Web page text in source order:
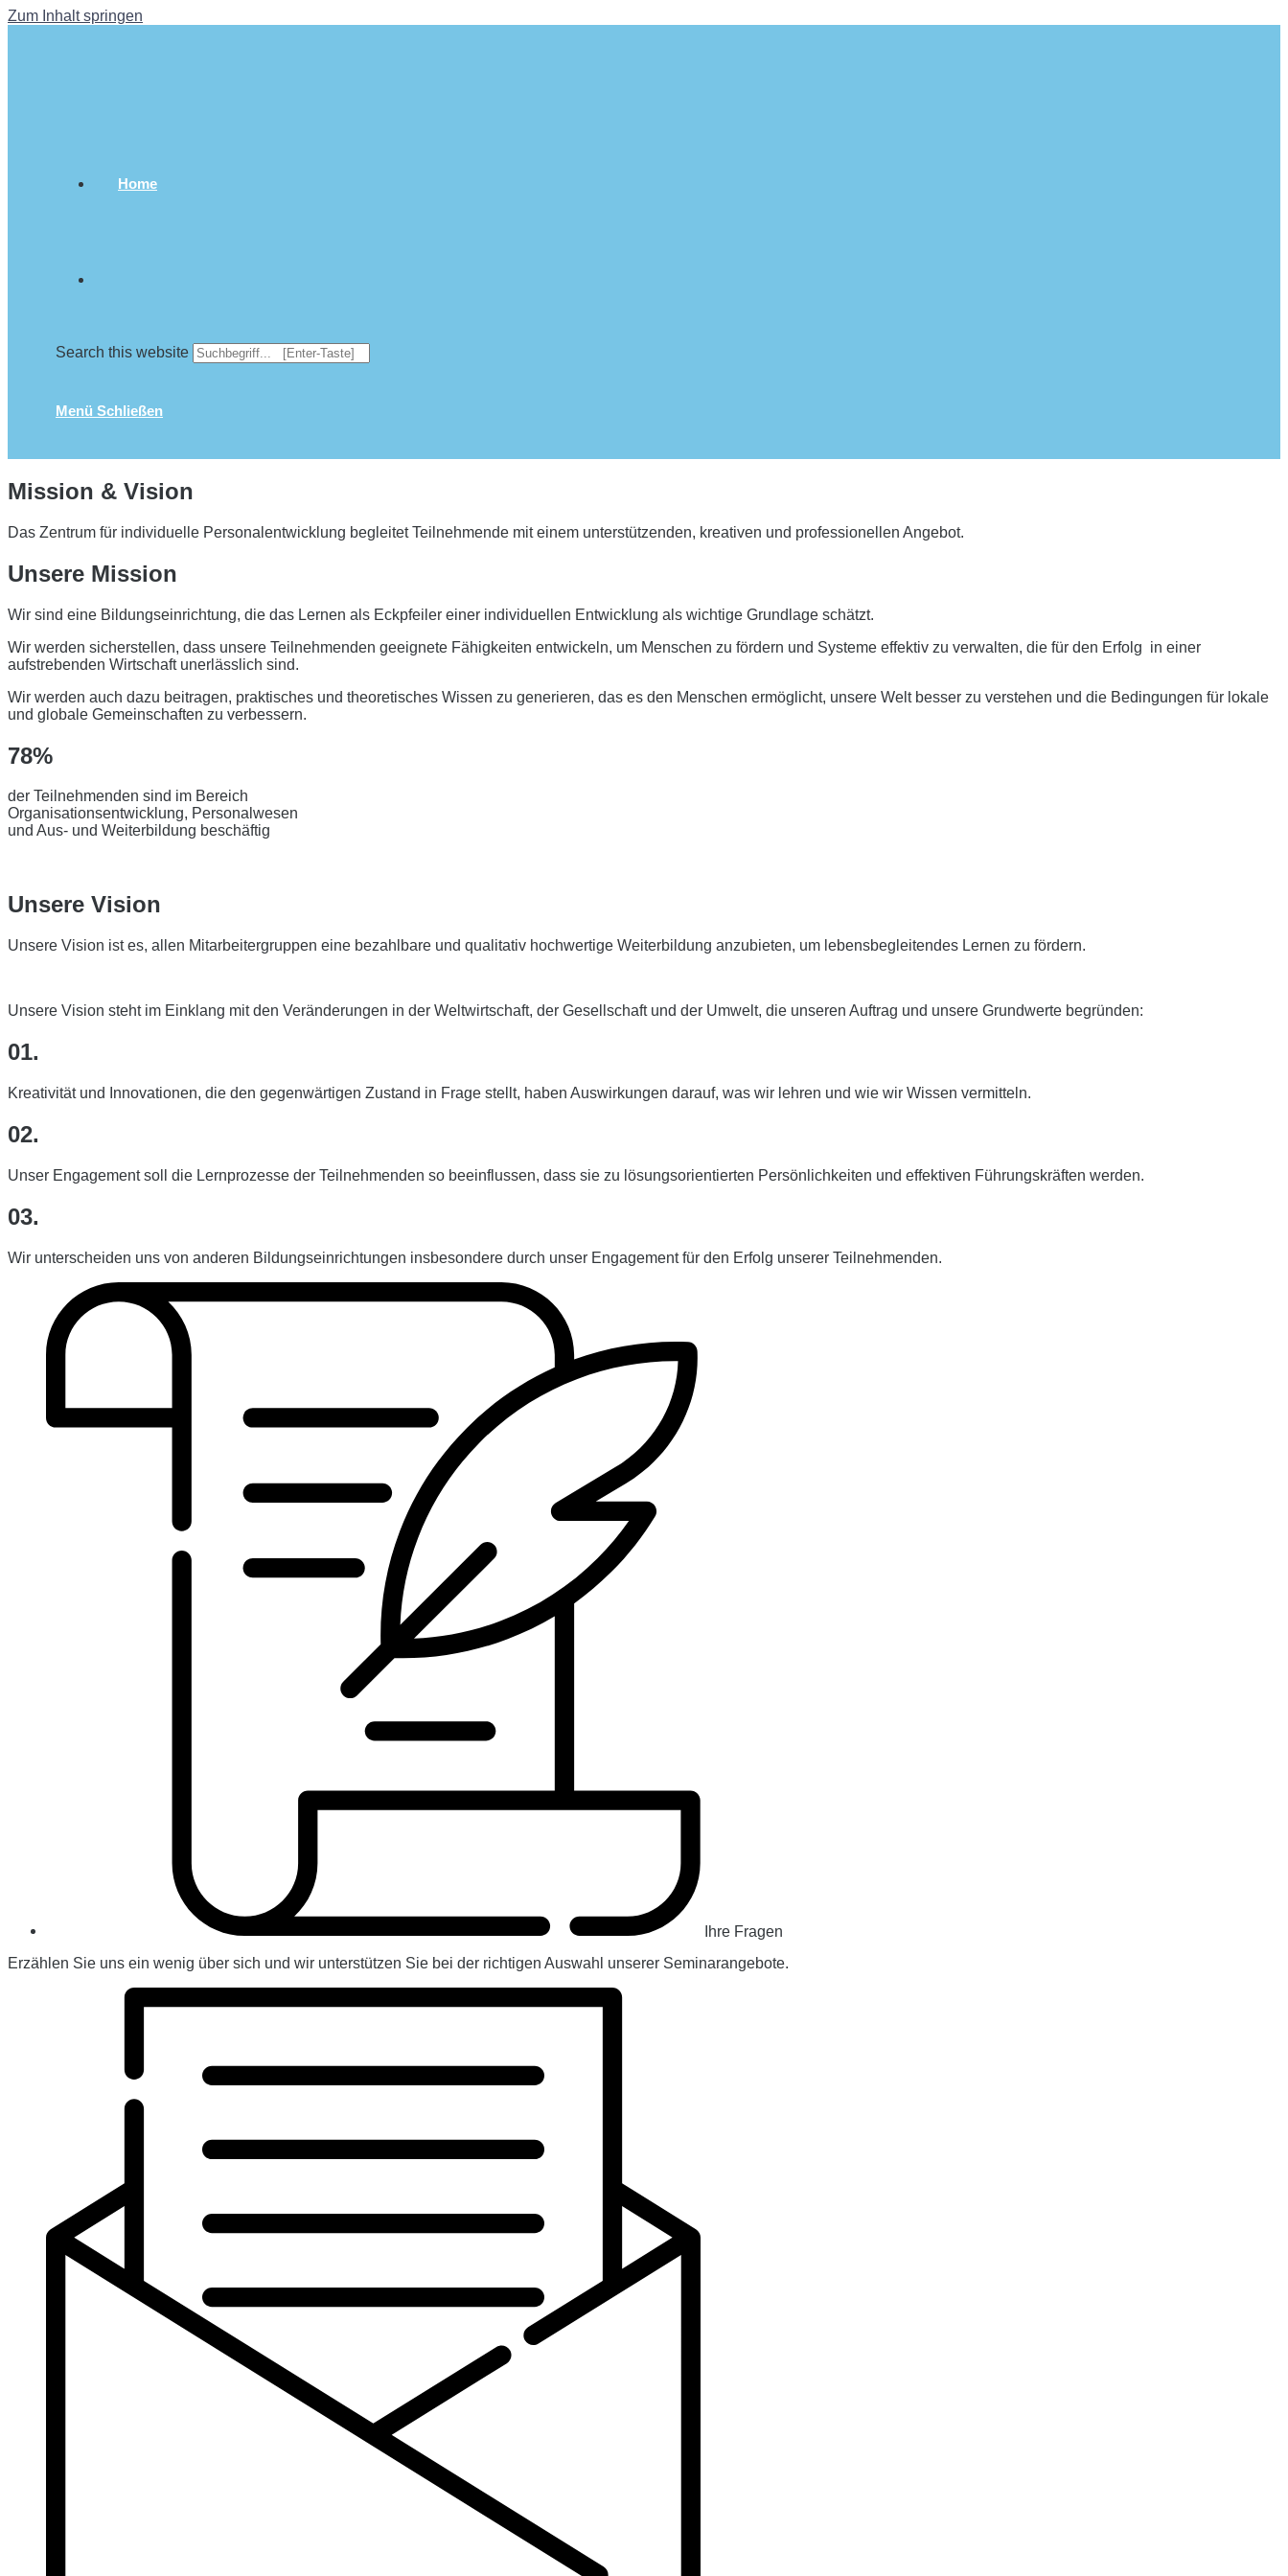
Zum Inhalt springen
Home
Search this website
Menü Schließen
Mission & Vision
Das Zentrum für individuelle Personalentwicklung begleitet Teilnehmende mit einem unterstützenden, kreativen und professionellen Angebot.
Unsere Mission
Wir sind eine Bildungseinrichtung, die das Lernen als Eckpfeiler einer individuellen Entwicklung als wichtige Grundlage schätzt.
Wir werden sicherstellen, dass unsere Teilnehmenden geeignete Fähigkeiten entwickeln, um Menschen zu fördern und Systeme effektiv zu verwalten, die für den Erfolg in einer
aufstrebenden Wirtschaft unerlässlich sind.
Wir werden auch dazu beitragen, praktisches und theoretisches Wissen zu generieren, das es den Menschen ermöglicht, unsere Welt besser zu verstehen und die Bedingungen für lokale
und globale Gemeinschaften zu verbessern.
78%
der Teilnehmenden sind im Bereich
Organisationsentwicklung, Personalwesen
und Aus- und Weiterbildung beschäftig
Unsere Vision
Unsere Vision ist es, allen Mitarbeitergruppen eine bezahlbare und qualitativ hochwertige Weiterbildung anzubieten, um lebensbegleitendes Lernen zu fördern.
Unsere Vision steht im Einklang mit den Veränderungen in der Weltwirtschaft, der Gesellschaft und der Umwelt, die unseren Auftrag und unsere Grundwerte begründen:
01.
Kreativität und Innovationen, die den gegenwärtigen Zustand in Frage stellt, haben Auswirkungen darauf, was wir lehren und wie wir Wissen vermitteln.
02.
Unser Engagement soll die Lernprozesse der Teilnehmenden so beeinflussen, dass sie zu lösungsorientierten Persönlichkeiten und effektiven Führungskräften werden.
03.
Wir unterscheiden uns von anderen Bildungseinrichtungen insbesondere durch unser Engagement für den Erfolg unserer Teilnehmenden.
Ihre Fragen
Erzählen Sie uns ein wenig über sich und wir unterstützen Sie bei der richtigen Auswahl unserer Seminarangebote.